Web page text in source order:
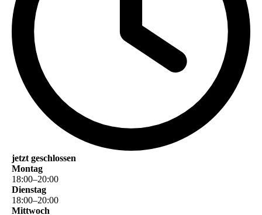
jetzt geschlossen
Montag
18:00–20:00
Dienstag
18:00–20:00
Mittwoch